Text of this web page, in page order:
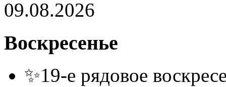
09.08.2026
Воскресенье
✨19-е рядовое